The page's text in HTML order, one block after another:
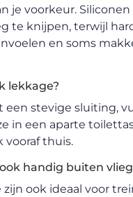
je voorkeur. Siliconen
te knijpen, terwijl
en soms
lekkage?
een stevige sluiting,
in een aparte
vooraf thuis.
handig buiten
zijn ook ideaal voor